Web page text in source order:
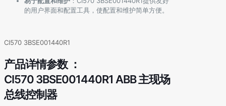
的用户界面和配置工具，使配置和维护简单方便。
CI570 3BSE001440R1
产品详情参数 ：
CI570 3BSE001440R1 ABB 主现场
总线控制器